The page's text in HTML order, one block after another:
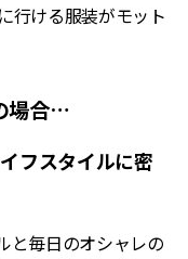
行ける服装がモット
場合…
フスタイルに密
と毎日のオシャレの